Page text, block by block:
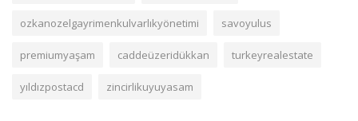
ozkanozelgayrimenkulvarlıkyönetimi savoyulus
premiumyaşam caddeüzeridükkan turkeyrealestate
yıldızpostacd zincirlikuyuyasam